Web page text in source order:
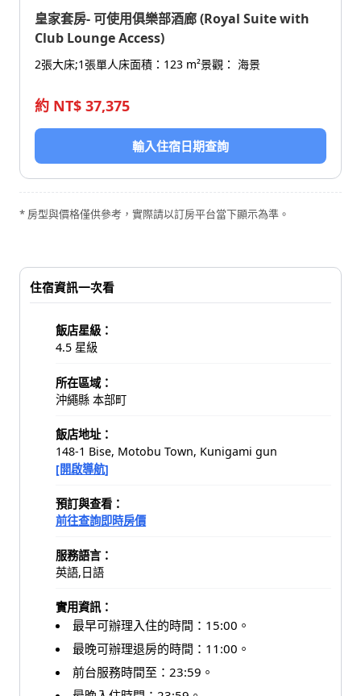
皇家套房- 可使用俱樂部酒廊 (Royal Suite with
Club Lounge Access)
2張大床;1張單人床面積：123 m²景觀： 海景
約 NT$ 37,375
輸入住宿日期查詢
* 房型與價格僅供參考，實際請以訂房平台當下顯示為準。
住宿資訊一次看
飯店星級：
4.5 星級
所在區域：
沖繩縣 本部町
飯店地址：
148-1 Bise, Motobu Town, Kunigami gun
[開啟導航]
預訂與查看：
前往查詢即時房價
服務語言：
英語,日語
實用資訊：
最早可辦理入住的時間：15:00。
最晚可辦理退房的時間：11:00。
前台服務時間至：23:59。